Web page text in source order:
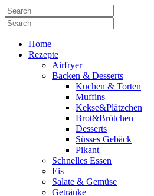
Home
Rezepte
Airfryer
Backen & Desserts
Kuchen & Torten
Muffins
Kekse&Plätzchen
Brot&Brötchen
Desserts
Süsses Gebäck
Pikant
Schnelles Essen
Eis
Salate & Gemüse
Getränke